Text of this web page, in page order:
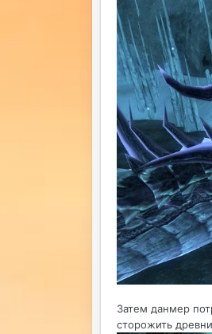
Затем данмер
сторожить